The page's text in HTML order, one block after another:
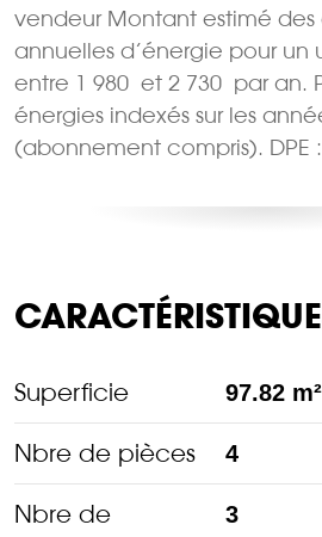
vendeur Montant estimé des
annuelles d’énergie pour un
entre 1 980  et 2 730  par
énergies indexés sur les
(abonnement compris). DPE :
Superficie 97.82 m²
Nbre de pièces 4
Nbre de
3